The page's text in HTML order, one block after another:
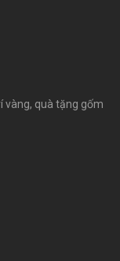
vàng, quà tặng gốm